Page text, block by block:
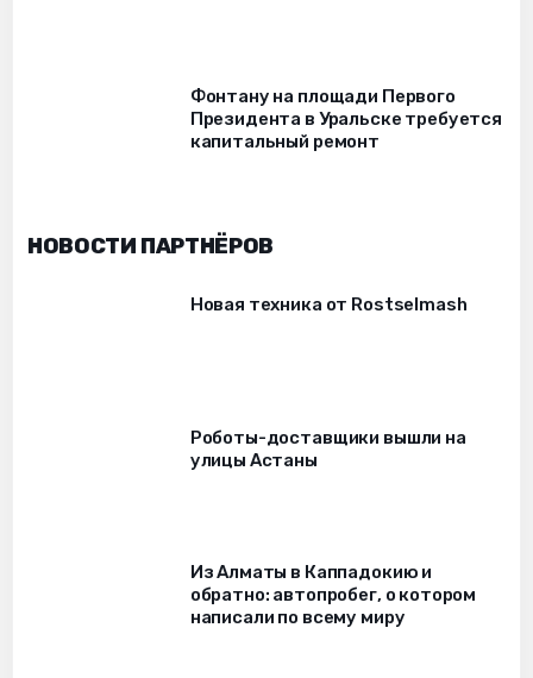
Фонтану на площади Первого
Президента в Уральске требуется
капитальный ремонт
НОВОСТИ ПАРТНЁРОВ
Новая техника от Rostselmash
Роботы-доставщики вышли на
улицы Астаны
Из Алматы в Каппадокию и
обратно: автопробег, о котором
написали по всему миру